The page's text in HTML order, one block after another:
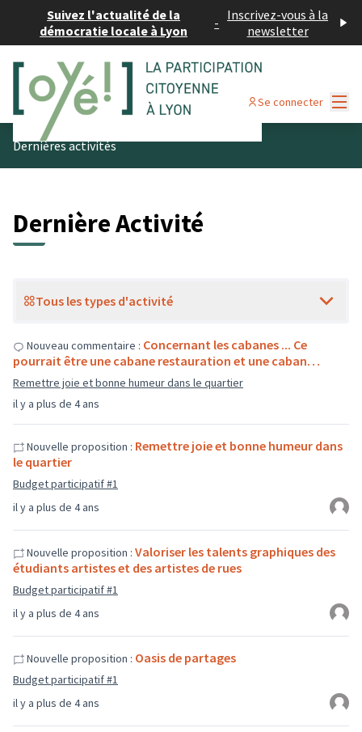
Suivez l'actualité de la
démocratie locale à Lyon
- Inscrivez-vous à la
newsletter
Se connecter
Dernières activités
Dernière Activité
Tous les types d'activité
il y a plus de 4 ans
Nouveau commentaire : Concernant les cabanes ... Ce
pourrait être une cabane restauration et une caban…
Remettre joie et bonne humeur dans le quartier
il y a plus de 4 ans
Nouvelle proposition : Remettre joie et bonne humeur dans
le quartier
Budget participatif #1
il y a plus de 4 ans
Nouvelle proposition : Valoriser les talents graphiques des
étudiants artistes et des artistes de rues
Budget participatif #1
il y a plus de 4 ans
Nouvelle proposition : Oasis de partages
Budget participatif #1